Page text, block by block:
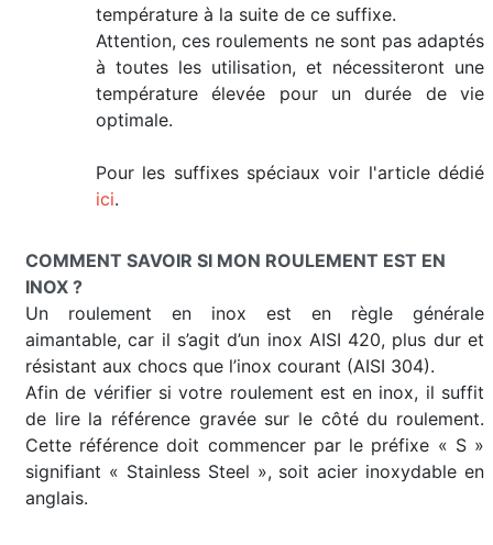
température à la suite de ce suffixe.
Attention, ces roulements ne sont pas adaptés
à toutes les utilisation, et nécessiteront une
température élevée pour un durée de vie
optimale.
Pour les suffixes spéciaux voir l'article dédié
ici.
COMMENT SAVOIR SI MON ROULEMENT EST EN
INOX ?
Un roulement en inox est en règle générale
aimantable, car il s’agit d’un inox AISI 420, plus dur et
résistant aux chocs que l’inox courant (AISI 304).
Afin de vérifier si votre roulement est en inox, il suffit
de lire la référence gravée sur le côté du roulement.
Cette référence doit commencer par le préfixe « S »
signifiant « Stainless Steel », soit acier inoxydable en
anglais.